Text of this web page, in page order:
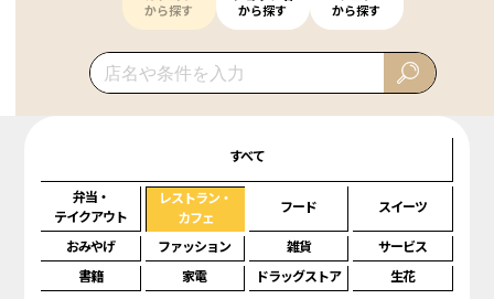
から探す
から探す
から探す
すべて
弁当・
テイクアウト
レストラン・
カフェ
フード スイーツ
おみやげ ファッション 雑貨
サービス
書籍
家電 ドラッグストア 生花